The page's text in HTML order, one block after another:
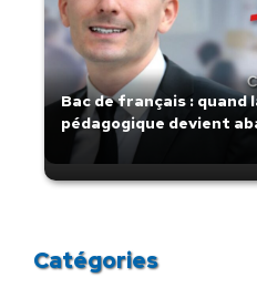
Bac de français : quand
pédagogique devient
Catégories